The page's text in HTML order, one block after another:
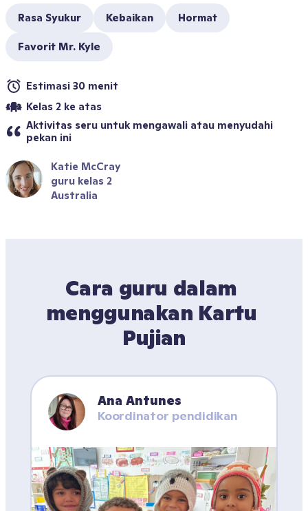
Rasa Syukur Kebaikan Hormat
Favorit Mr. Kyle
Estimasi 30 menit
Kelas 2 ke atas
Aktivitas seru untuk mengawali atau menyudahi
pekan ini
Katie McCray
guru kelas 2
Australia
Cara guru dalam
menggunakan Kartu
Pujian
Ana Antunes
Koordinator pendidikan